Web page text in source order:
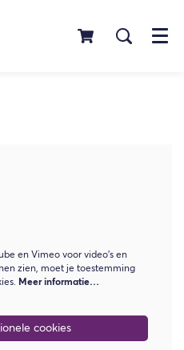
Menu
en Vimeo voor video's en
zien, moet je toestemming
Meer informatie…
cookies